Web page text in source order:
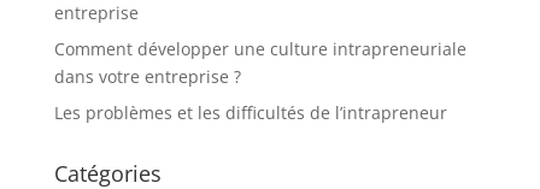
entreprise
Comment développer une culture intrapreneuriale
dans votre entreprise ?
Les problèmes et les difficultés de l’intrapreneur
Catégories